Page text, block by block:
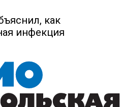
как
инфекция